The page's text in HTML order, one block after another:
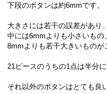
下段のボタンは約6mmです。
大きさには若干の誤差があり、
中には6mmよりも小さいもの、
8mmよりも若干大きいものが
21ピースのうちの1点は半分
それ以外のボタンはとても良